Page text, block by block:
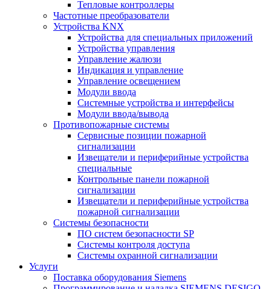
Тепловые контроллеры
Частотные преобразователи
Устройства KNX
Устройства для специальных приложений
Устройства управления
Управление жалюзи
Индикация и управление
Управление освещением
Модули ввода
Системные устройства и интерфейсы
Модули ввода/вывода
Противопожарные системы
Сервисные позиции пожарной
сигнализации
Извещатели и периферийные устройства
специальные
Контрольные панели пожарной
сигнализации
Извещатели и периферийные устройства
пожарной сигнализации
Системы безопасности
ПО систем безопасности SP
Системы контроля доступа
Системы охранной сигнализации
Услуги
Поставка оборудования Siemens